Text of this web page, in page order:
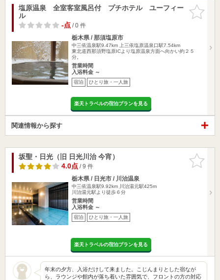
お気に入
りに追加
塩原温泉 全室客室風呂付 プチホテル ユーフィー
ル
-点/ 0 件
栃木県 / 那須塩原市
中三依温泉駅9.47km
上三依塩原温泉口駅7.54km
東北道西那須野塩原ICより塩原温泉方面へ向かい約２５
分。
営業時間
入浴料金 ～
宿泊 ひとり旅・一人旅
楽天トラベルの宿泊プランを見る
関連情報から探す
お気に入
りに追加
坂聖・日光（旧 日光川治 今宵）
4.0点/ 9 件
栃木県 / 日光市 / 川治温泉
中三依温泉駅9.92km
川治湯元駅425m
川治湯元駅より徒歩６分
営業時間
入浴料金 ～
宿泊 ひとり旅・一人旅
楽天トラベルの宿泊プランを見る
年末の夕方、入浴だけして来ました。こじんまりとした宿なが
ら、ラウンジや館内が落ち着いた雰囲気で、フロントの方の対応